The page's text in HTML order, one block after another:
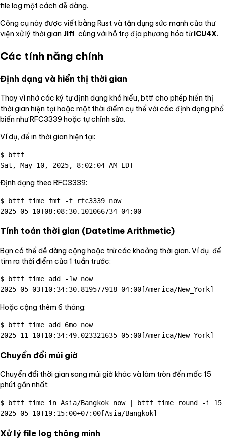
file log một cách dễ dàng.
Công cụ này được viết bằng Rust và tận dụng sức mạnh của thư
viện xử lý thời gian Jiff, cùng với hỗ trợ địa phương hóa từICU4X.
Các tính năng chính
Định dạng và hiển thị thời gian
Thay vì nhớ các ký tự định dạng khó hiểu, bttf cho phép hiển thị
thời gian hiện tại hoặc một thời điểm cụ thể với các định dạng phổ
biến như RFC3339 hoặc tự chỉnh sửa.
Ví dụ, để in thời gian hiện tại:
$ bttf
Định dạng theo RFC3339:
$ bttf time fmt -f rfc3339 now
Tính toán thời gian (Datetime Arithmetic)
Bạn có thể dễ dàng cộng hoặc trừ các khoảng thời gian. Ví dụ, để
tìm ra thời điểm của 1 tuần trước:
$ bttf time add -1w now
Hoặc cộng thêm 6 tháng:
$ bttf time add 6mo now
Chuyển đổi múi giờ
Chuyển đổi thời gian sang múi giờ khác và làm tròn đến mốc 15
phút gần nhất:
$ bttf time in Asia/Bangkok now | bttf time round -i 15
Xử lý file log thông minh